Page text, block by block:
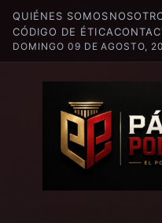
QUIÉNES SOMOS
CÓDIGO DE ÉTICA
DOMINGO 09 DE AGOSTO,